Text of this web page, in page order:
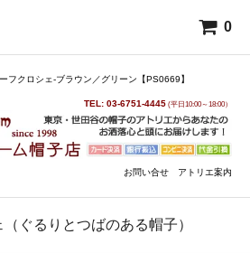
0
フクロシェ-ブラウン／グリーン【PS0669】
TEL: 03-6751-4445 (平日10:00～18:00）
お問い合せ アトリエ案内
ぐるりとつばのある帽子）